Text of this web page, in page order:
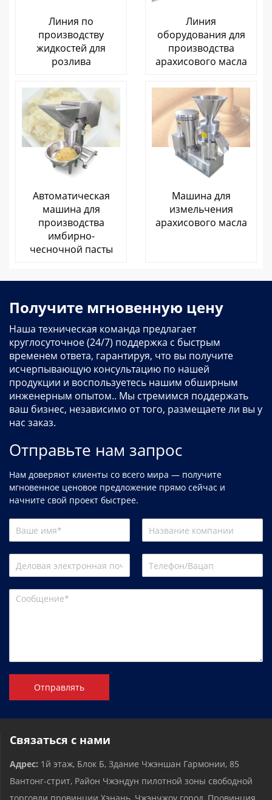
Линия по
производству
жидкостей для
розлива
Линия
оборудования для
производства
арахисового масла
Автоматическая
машина для
производства
имбирно-
чесночной пасты
Машина для
измельчения
арахисового масла
Получите мгновенную цену
Наша техническая команда предлагает
круглосуточное (24/7) поддержка с быстрым
временем ответа, гарантируя, что вы получите
исчерпывающую консультацию по нашей
продукции и воспользуетесь нашим обширным
инженерным опытом.. Мы стремимся поддержать
ваш бизнес, независимо от того, размещаете ли вы у
нас заказ.
Отправьте нам запрос
Нам доверяют клиенты со всего мира — получите
мгновенное ценовое предложение прямо сейчас и
начните свой проект быстрее.
Отправлять
Связаться с нами
Адрес: 1й этаж, Блок Б, Здание Чжэншан Гармонии, 85
Вантонг-стрит, Район Чжэндун пилотной зоны свободной